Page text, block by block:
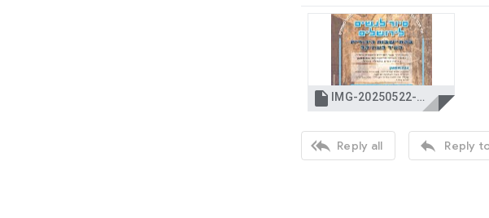
 IMG-20250522-WA0010.jpg
 Reply all  Reply